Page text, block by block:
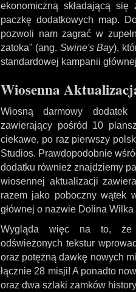
ekonomiczną składającą
paczkę dodatkowych map.
pozwoli nam zagrać w
zatoka" (ang. Swine's Bay),
standardowej kampanii
Wiosenna
Wiosną darmowy
zawierający pośród 10
ciekawe, po raz pierwszy
Studios. Prawdopodobnie
dodatku również znajdziemy
wiosennej aktualizacji
razem jako poboczny wątek
głównej o nazwie Dolina
Wygląda więc na to, że
odświeżonych tekstur
oraz potężną dawkę nowych
łącznie 28 misji! A ponadto
oraz dwa szlaki zamków